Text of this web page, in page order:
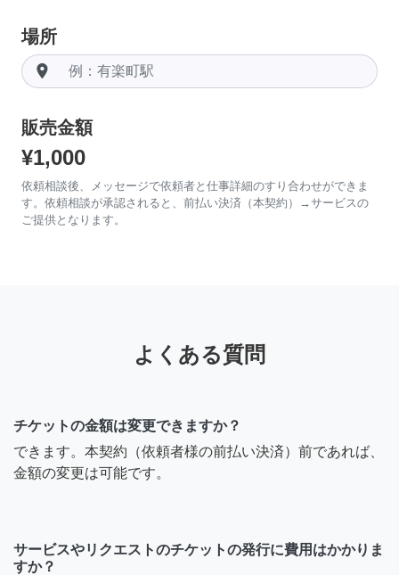
場所
room
販売金額
¥1,000
依頼相談後、メッセージで依頼者と仕事詳細のすり合わせができま
す。依頼相談が承認されると、前払い決済（本契約）→サービスの
ご提供となります。
よくある質問
チケットの金額は変更できますか？
できます。本契約（依頼者様の前払い決済）前であれば、
金額の変更は可能です。
サービスやリクエストのチケットの発行に費用はかかりま
すか？